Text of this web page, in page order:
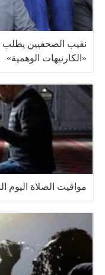
نقيب الصحفيين يطلب
«الكارنيهات الوهمية»
مواقيت الصلاة اليوم السبت 8-8 2026